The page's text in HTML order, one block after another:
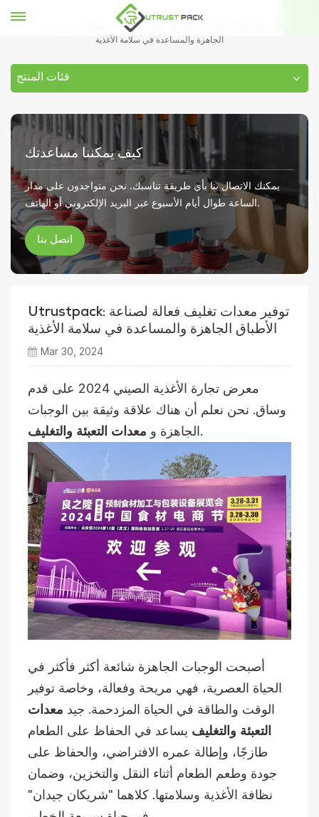
Utrustpack: توفير معدات تغليف فعالة لصناعة الأطباق
الجاهزة والمساعدة في سلامة الأغذية
فئات المنتج
كيف يمكننا مساعدتك
يمكنك الاتصال بنا بأي طريقة تناسبك. نحن متواجدون على مدار
الساعة طوال أيام الأسبوع عبر البريد الإلكتروني أو الهاتف.
اتصل بنا
Utrustpack: توفير معدات تغليف فعالة لصناعة
الأطباق الجاهزة والمساعدة في سلامة الأغذية
Mar 30, 2024
معرض تجارة الأغذية الصيني
2024 على قدم
وساق. نحن نعلم أن هناك علاقة وثيقة بين الوجبات
الجاهزة و معدات التعبئة والتغليف .
أصبحت الوجبات الجاهزة شائعة أكثر فأكثر في
الحياة العصرية، فهي مريحة وفعالة، وخاصة توفير
الوقت والطاقة في الحياة المزدحمة. جيد معدات
التعبئة والتغليف يساعد في الحفاظ على الطعام
طازجًا، وإطالة عمره الافتراضي، والحفاظ على
جودة وطعم الطعام أثناء النقل والتخزين، وضمان
نظافة الأغذية وسلامتها. كلاهما "شريكان جيدان"